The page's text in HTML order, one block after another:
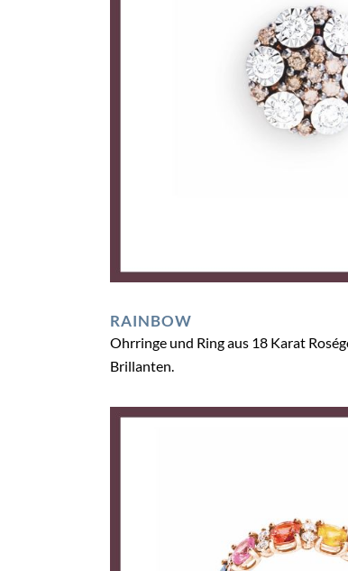
RAINBOW
Ohrringe und Ring aus 18 Karat
Brillanten.